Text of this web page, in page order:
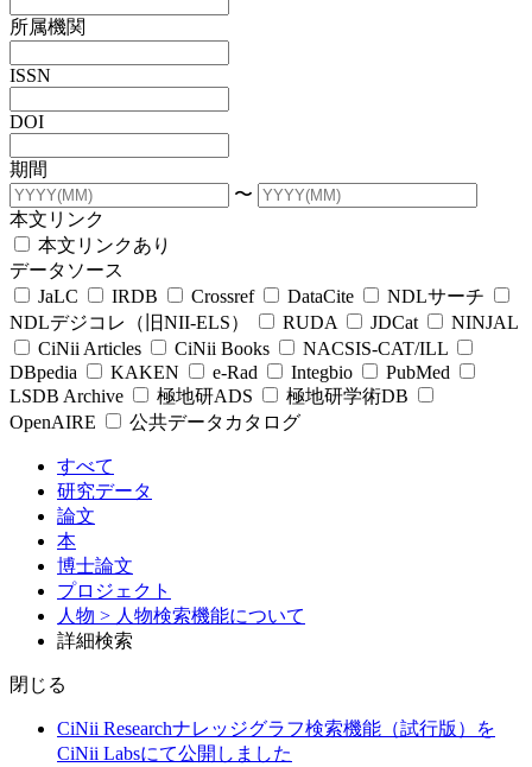
所属機関
ISSN
DOI
期間
〜
本文リンク
本文リンクあり
データソース
JaLC
IRDB Crossref DataCite
NDLサーチ
NDLデジコレ（旧NII-ELS）
RUDA JDCat
NINJAL
CiNii Articles
CiNii Books
NACSIS-CAT/ILL
DBpedia
KAKEN e-Rad Integbio
PubMed
LSDB Archive
極地研ADS
極地研学術DB
OpenAIRE
公共データカタログ
すべて
研究データ
論文
本
博士論文
プロジェクト
人物 > 人物検索機能について
詳細検索
閉じる
CiNii Researchナレッジグラフ検索機能（試行版）を
CiNii Labsにて公開しました